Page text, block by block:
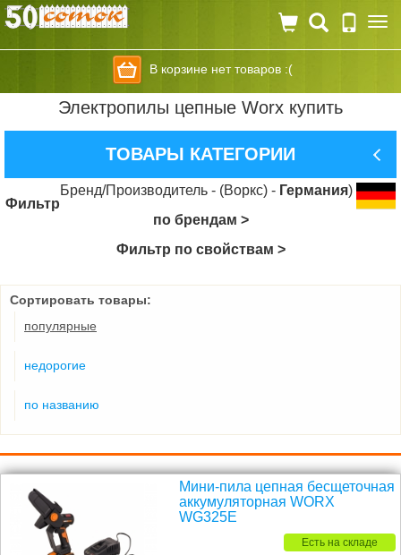
В корзине нет товаров :(
Электропилы цепные Worx купить
ТОВАРЫ КАТЕГОРИИ
Бренд/Производитель - (Воркс) - Германия)
Фильтр
по брендам >
Фильтр по свойствам >
Сортировать товары:
популярные
недорогие
по названию
Мини-пила цепная бесщеточная
аккумуляторная WORX
WG325E
Есть на складе